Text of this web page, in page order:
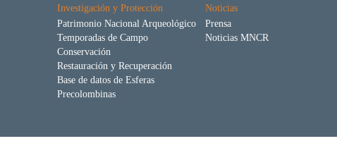
Investigación y Protección
Patrimonio Nacional Arqueológico
Temporadas de Campo
Conservación
Restauración y Recuperación
Base de datos de Esferas
Precolombinas
Noticias
Prensa
Noticias MNCR